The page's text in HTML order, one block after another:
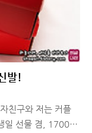
발!
친구와 저는 커플
일 선물 겸, 1700일